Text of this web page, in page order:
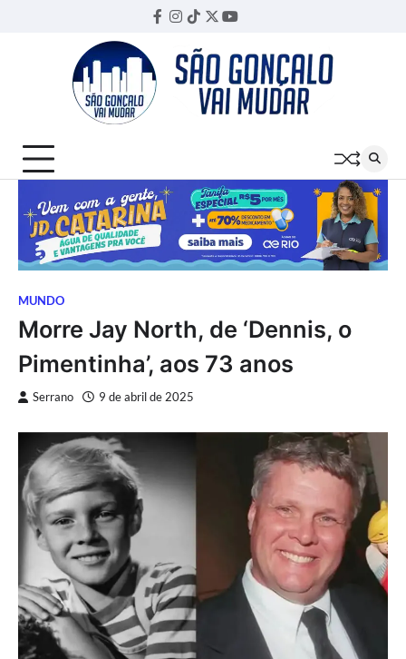
Facebook
Instagram
TikTok
TwitterYouTube
MUNDO
Morre Jay North, de ‘Dennis, o
Pimentinha’, aos 73 anos
Serrano 9 de abril de 2025